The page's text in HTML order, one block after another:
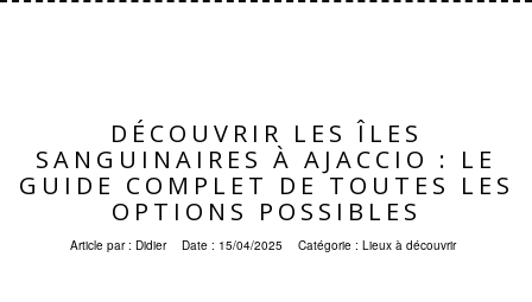
DÉCOUVRIR LES ÎLES
SANGUINAIRES À AJACCIO : LE
GUIDE COMPLET DE TOUTES LES
OPTIONS POSSIBLES
Article par : Didier Date : 15/04/2025 Catégorie : Lieux à découvrir